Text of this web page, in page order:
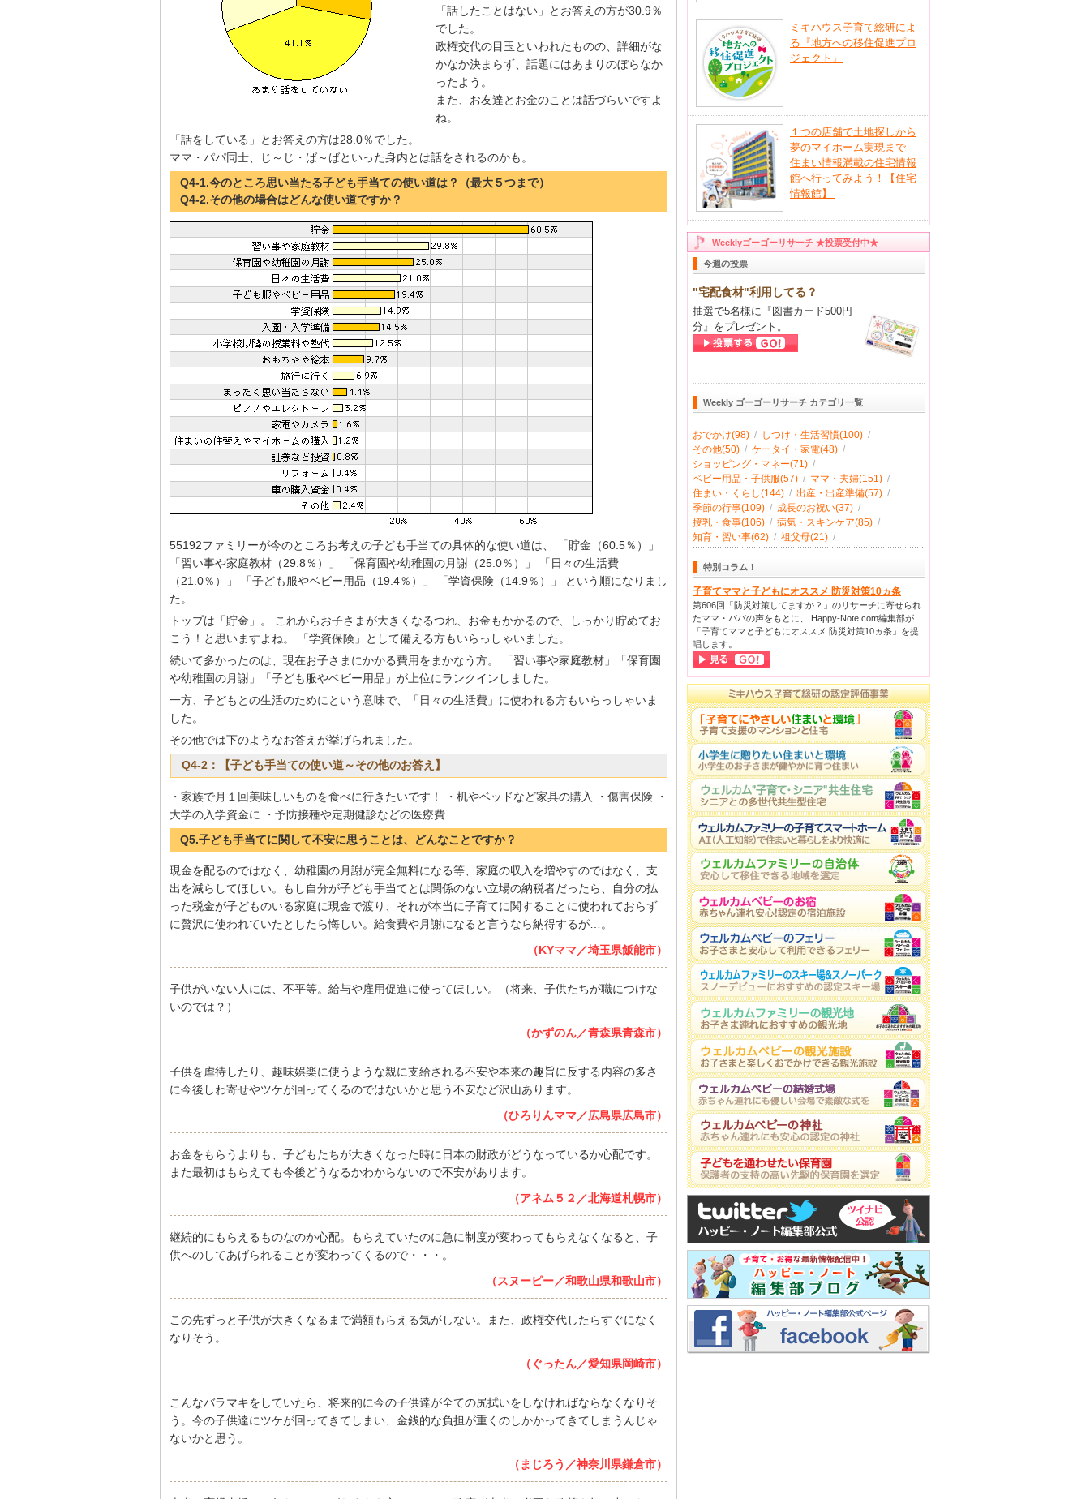
「話したことはない」とお答えの方が30.9％
でした。
政権交代の目玉といわれたものの、詳細がな
かなか決まらず、話題にはあまりのぼらなか
ったよう。
また、お友達とお金のことは話づらいですよ
ね。
「話をしている」とお答えの方は28.0％でした。
ママ・パパ同士、じ～じ・ば～ばといった身内とは話をされるのかも。
Q4-1.今のところ思い当たる子ども手当ての使い道は？（最大５つまで）
Q4-2.その他の場合はどんな使い道ですか？
55192ファミリーが今のところお考えの子ども手当ての具体的な使い道は、 「貯金（60.5％）」
「習い事や家庭教材（29.8％）」 「保育園や幼稚園の月謝（25.0％）」 「日々の生活費
（21.0％）」 「子ども服やベビー用品（19.4％）」 「学資保険（14.9％）」 という順になりまし
た。
トップは「貯金」。 これからお子さまが大きくなるつれ、お金もかかるので、しっかり貯めてお
こう！と思いますよね。 「学資保険」として備える方もいらっしゃいました。
続いて多かったのは、現在お子さまにかかる費用をまかなう方。 「習い事や家庭教材」「保育園
や幼稚園の月謝」「子ども服やベビー用品」が上位にランクインしました。
一方、子どもとの生活のためにという意味で、「日々の生活費」に使われる方もいらっしゃいま
した。
その他では下のようなお答えが挙げられました。
Q4-2：【子ども手当ての使い道～その他のお答え】
・家族で月１回美味しいものを食べに行きたいです！ ・机やベッドなど家具の購入 ・傷害保険 ・
大学の入学資金に ・予防接種や定期健診などの医療費
Q5.子ども手当てに関して不安に思うことは、どんなことですか？
現金を配るのではなく、幼稚園の月謝が完全無料になる等、家庭の収入を増やすのではなく、支
出を減らしてほしい。もし自分が子ども手当てとは関係のない立場の納税者だったら、自分の払
った税金が子どものいる家庭に現金で渡り、それが本当に子育てに関することに使われておらず
に贅沢に使われていたとしたら悔しい。給食費や月謝になると言うなら納得するが…。
（KYママ／埼玉県飯能市）
子供がいない人には、不平等。給与や雇用促進に使ってほしい。（将来、子供たちが職につけな
いのでは？）
（かずのん／青森県青森市）
子供を虐待したり、趣味娯楽に使うような親に支給される不安や本来の趣旨に反する内容の多さ
に今後しわ寄せやツケが回ってくるのではないかと思う不安など沢山あります。
（ひろりんママ／広島県広島市）
お金をもらうよりも、子どもたちが大きくなった時に日本の財政がどうなっているか心配です。
また最初はもらえても今後どうなるかわからないので不安があります。
（アネム５２／北海道札幌市）
継続的にもらえるものなのか心配。もらえていたのに急に制度が変わってもらえなくなると、子
供へのしてあげられることが変わってくるので・・・。
（スヌーピー／和歌山県和歌山市）
この先ずっと子供が大きくなるまで満額もらえる気がしない。また、政権交代したらすぐになく
なりそう。
（ぐったん／愛知県岡崎市）
こんなバラマキをしていたら、将来的に今の子供達が全ての尻拭いをしなければならなくなりそ
う。今の子供達にツケが回ってきてしまい、金銭的な負担が重くのしかかってきてしまうんじゃ
ないかと思う。
（まじろう／神奈川県鎌倉市）
ミキハウス子育て総研によ
る『地方への移住促進プロ
ジェクト』
１つの店舗で土地探しから
夢のマイホーム実現まで
住まい情報満載の住宅情報
館へ行ってみよう！【住宅
情報館】
Weeklyゴーゴーリサーチ ★投票受付中★
今週の投票
"宅配食材"利用してる？
抽選で5名様に『図書カード500円
分』をプレゼント。
Weekly ゴーゴーリサーチ カテゴリ一覧
おでかけ(98)/ しつけ・生活習慣(100)/
その他(50)/ ケータイ・家電(48)/
ショッピング・マネー(71)/
ベビー用品・子供服(57)/ ママ・夫婦(151)/
住まい・くらし(144)/ 出産・出産準備(57)/
季節の行事(109)/ 成長のお祝い(37)/
授乳・食事(106)/ 病気・スキンケア(85)/
知育・習い事(62)/ 祖父母(21)/
特別コラム！
子育てママと子どもにオススメ 防災対策10ヵ条
第606回「防災対策してますか？」のリサーチに寄せられ
たママ・パパの声をもとに、 Happy-Note.com編集部が
「子育てママと子どもにオススメ 防災対策10ヵ条」を提
唱します。